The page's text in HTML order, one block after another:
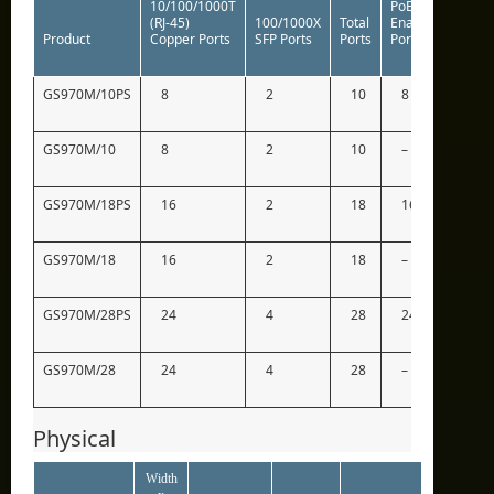
Product
10/100/1000T
(RJ-45)
Copper Ports
100/1000X
SFP Ports
Total
Ports
PoE
Enabled
Ports
GS970M/10PS 8 2 10 8
GS970M/10 8 2 10 –
GS970M/18PS 16 2 18 16
GS970M/18 16 2 18 –
GS970M/28PS 24 4 28 24
GS970M/28 24 4 28 –
Physical
Width